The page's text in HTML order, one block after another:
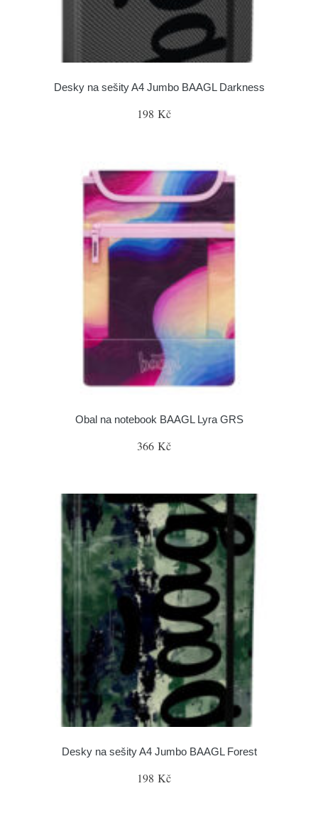
Desky na sešity A4 Jumbo BAAGL Darkness
198 Kč
Obal na notebook BAAGL Lyra GRS
366 Kč
Desky na sešity A4 Jumbo BAAGL Forest
198 Kč